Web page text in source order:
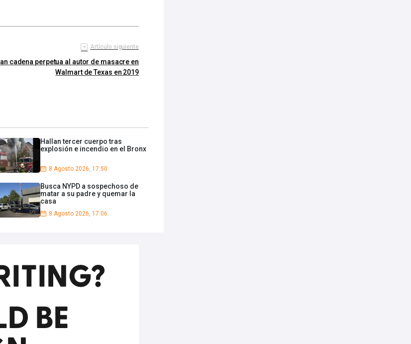
Artículo siguiente
cadena perpetua al autor de masacre en
Walmart de Texas en 2019
Hallan tercer cuerpo tras
explosión e incendio en el Bronx
8 Agosto 2026, 17:50
Busca NYPD a sospechoso de
matar a su padre y quemar la
casa
8 Agosto 2026, 17:06